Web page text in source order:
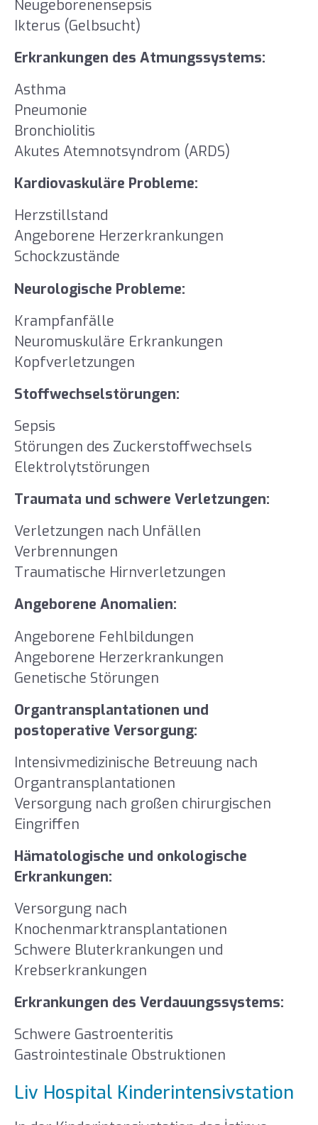
Neugeborenensepsis
Ikterus (Gelbsucht)
Erkrankungen des Atmungssystems:
Asthma
Pneumonie
Bronchiolitis
Akutes Atemnotsyndrom (ARDS)
Kardiovaskuläre Probleme:
Herzstillstand
Angeborene Herzerkrankungen
Schockzustände
Neurologische Probleme:
Krampfanfälle
Neuromuskuläre Erkrankungen
Kopfverletzungen
Stoffwechselstörungen:
Sepsis
Störungen des Zuckerstoffwechsels
Elektrolytstörungen
Traumata und schwere Verletzungen:
Verletzungen nach Unfällen
Verbrennungen
Traumatische Hirnverletzungen
Angeborene Anomalien:
Angeborene Fehlbildungen
Angeborene Herzerkrankungen
Genetische Störungen
Organtransplantationen und
postoperative Versorgung:
Intensivmedizinische Betreuung nach
Organtransplantationen
Versorgung nach großen chirurgischen
Eingriffen
Hämatologische und onkologische
Erkrankungen:
Versorgung nach
Knochenmarktransplantationen
Schwere Bluterkrankungen und
Krebserkrankungen
Erkrankungen des Verdauungssystems:
Schwere Gastroenteritis
Gastrointestinale Obstruktionen
Liv Hospital Kinderintensivstation